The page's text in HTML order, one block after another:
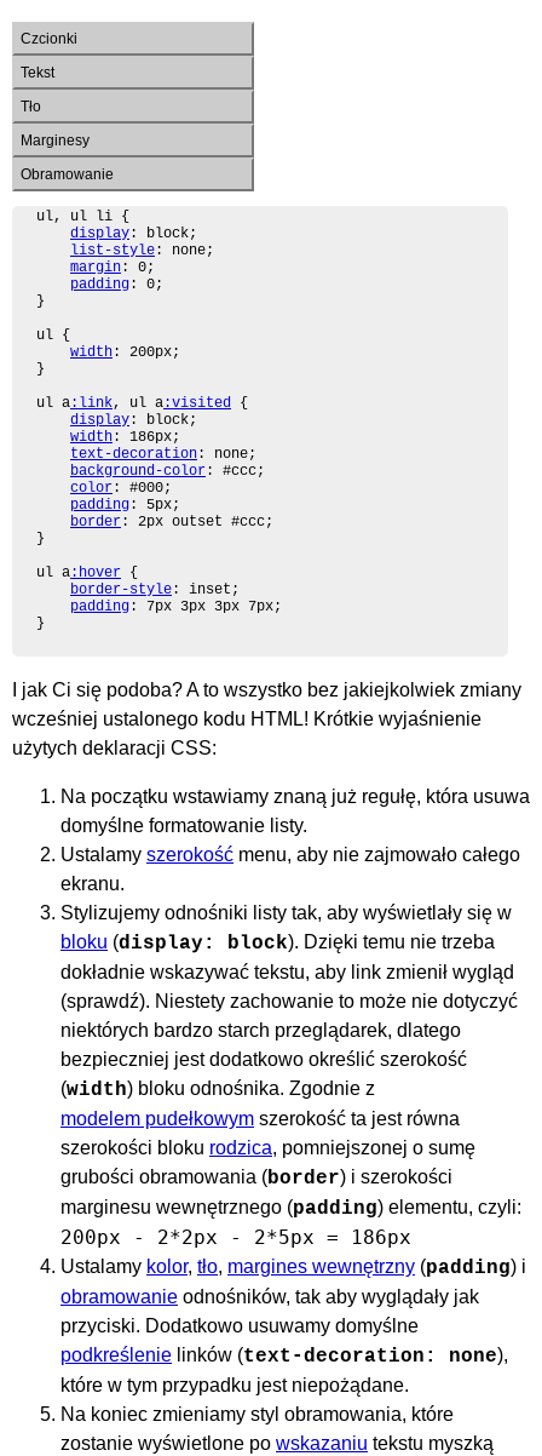
Czcionki
Tekst
Tło
Marginesy
Obramowanie
ul, ul li {
display : block;
list-style : none;
margin : 0;
padding : 0;
}
ul {
width : 200px;
}
ul a :link, ul a :visited {
display : block;
width : 186px;
text-decoration : none;
background-color : #ccc;
color : #000;
padding : 5px;
border : 2px outset #ccc;
}
ul a :hover {
border-style : inset;
padding : 7px 3px 3px 7px;
}
I jak Ci się podoba? A to wszystko bez jakiejkolwiek zmiany
wcześniej ustalonego kodu HTML! Krótkie wyjaśnienie
użytych deklaracji CSS:
Na początku wstawiamy znaną już regułę, która usuwa
domyślne formatowanie listy.
Ustalamy szerokość menu, aby nie zajmowało całego
ekranu.
Stylizujemy odnośniki listy tak, aby wyświetlały się w
bloku (display: block). Dzięki temu nie trzeba
dokładnie wskazywać tekstu, aby link zmienił wygląd
(sprawdź). Niestety zachowanie to może nie dotyczyć
niektórych bardzo starch przeglądarek, dlatego
bezpieczniej jest dodatkowo określić szerokość
(width) bloku odnośnika. Zgodnie z
modelem pudełkowym szerokość ta jest równa
szerokości bloku rodzica, pomniejszonej o sumę
grubości obramowania (border) i szerokości
marginesu wewnętrznego (padding) elementu, czyli:
200px - 2*2px - 2*5px = 186px
Ustalamy kolor, tło, margines wewnętrzny (padding) i
obramowanie odnośników, tak aby wyglądały jak
przyciski. Dodatkowo usuwamy domyślne
podkreślenie linków (text-decoration: none),
które w tym przypadku jest niepożądane.
Na koniec zmieniamy styl obramowania, które
zostanie wyświetlone po wskazaniu tekstu myszką